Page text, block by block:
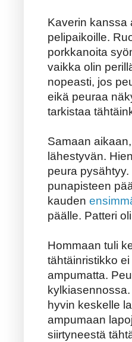
Kaverin kanssa
pelipaikoille.
porkkanoita
vaikka olin
nopeasti, jos
eikä peuraa
tarkistaa
Samaan
lähestyvän.
peura
punapisteen
kauden
päälle. Patteri
Hommaan tuli
tähtäinristikko
ampumatta.
hyvin keskelle
ampumaan
siirtyneestä